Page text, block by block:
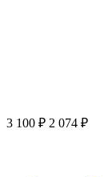
3 100 ₽ 2 074 ₽